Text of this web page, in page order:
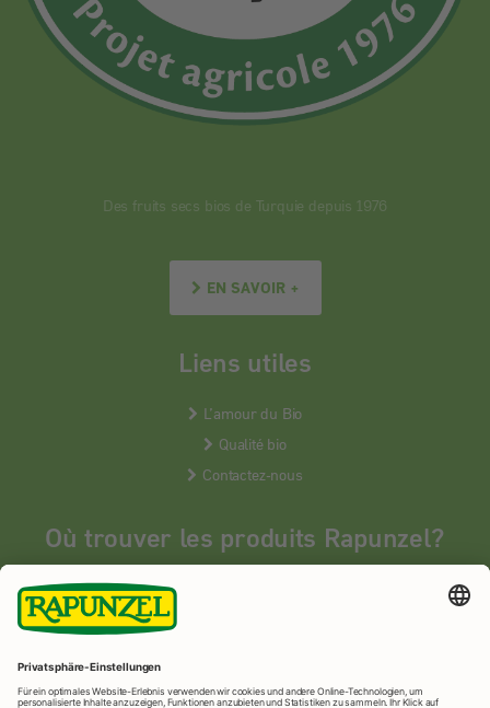
Des fruits secs bios de Turquie depuis 1976
EN SAVOIR +
Liens utiles
L’amour du Bio
Qualité bio
Contactez-nous
Où trouver les produits Rapunzel?
Les produits Rapunzel sont vendus en France uniquement dans les
MAGASINS BIOS